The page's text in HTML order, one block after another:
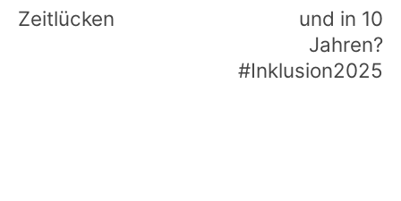
Zeitlücken
und in 10
Jahren?
#Inklusion2025